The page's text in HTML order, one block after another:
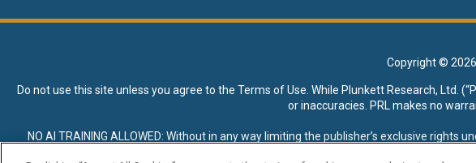
Copyright ©
Do not use this site unless you agree to the Terms of Use . While Plunkett Research, Ltd.
or inaccuracies. PRL makes no
NO AI TRAINING ALLOWED: Without in any way limiting the publisher’s exclusive